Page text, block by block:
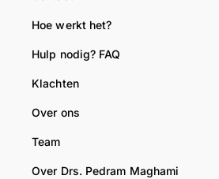
Hoe werkt het?
Hulp nodig? FAQ
Klachten
Over ons
Team
Over Drs. Pedram Maghami